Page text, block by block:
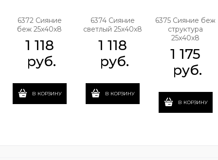
6372 Сияние
беж 25x40x8
1 118
руб.
В КОРЗИНУ
6374 Сияние
светлый 25x40x8
1 118
руб.
В КОРЗИНУ
6375 Сияние беж
структура
25x40x8
1 175
руб.
В КОРЗИНУ